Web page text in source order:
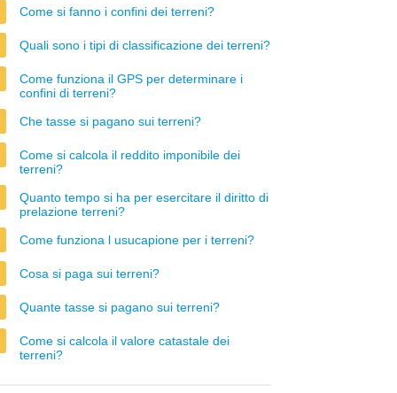
Come si fanno i confini dei terreni?
Quali sono i tipi di classificazione dei terreni?
Come funziona il GPS per determinare i
confini di terreni?
Che tasse si pagano sui terreni?
Come si calcola il reddito imponibile dei
terreni?
Quanto tempo si ha per esercitare il diritto di
prelazione terreni?
Come funziona l usucapione per i terreni?
Cosa si paga sui terreni?
Quante tasse si pagano sui terreni?
Come si calcola il valore catastale dei
terreni?